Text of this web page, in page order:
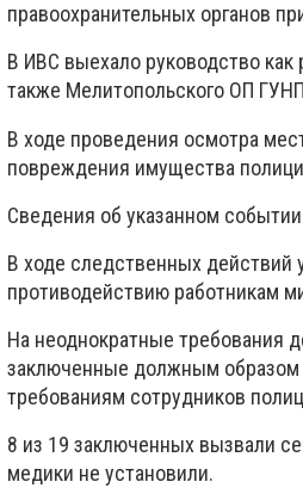
правоохранительных органов
В ИВС выехало руководство как
также Мелитопольского ОП
В ходе проведения осмотра
повреждения имущества
Сведения об указанном
В ходе следственных действий
противодействию работникам
На неоднократные требования
заключенные должным образом
требованиям сотрудников
8 из 19 заключенных вызвали
медики не установили.